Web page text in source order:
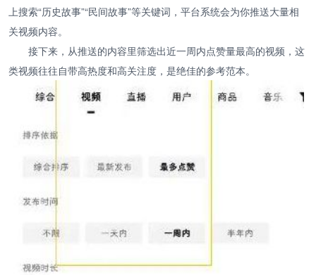
上搜索“历史故事”“民间故事”等关键词，平台系统会为你推送大量相
关视频内容。
接下来，从推送的内容里筛选出近一周内点赞量最高的视频，这
类视频往往自带高热度和高关注度，是绝佳的参考范本。